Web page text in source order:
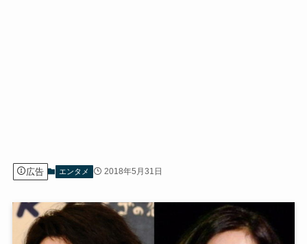
広告 エンタメ 2018年5月31日